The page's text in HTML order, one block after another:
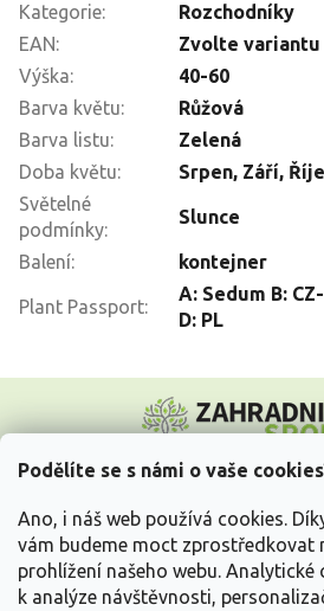
Podělíte se s námi o vaše
Ano, i náš web používá cookies.
vám budeme moct zprostředkovat
prohlížení našeho webu. Analytické
k analýze návštěvnosti,
Kategorie:
Rozchodníky
EAN:
Zvolte variantu
Výška:
40-60
Barva květu:
Růžová
Barva listu:
Zelená
Doba květu: Srpen, Září,
Světelné
podmínky:
Slunce
Balení: kontejner
Plant Passport:
A: Sedum B:
D: PL
p
Vše o nákupu
Informace pro Vás